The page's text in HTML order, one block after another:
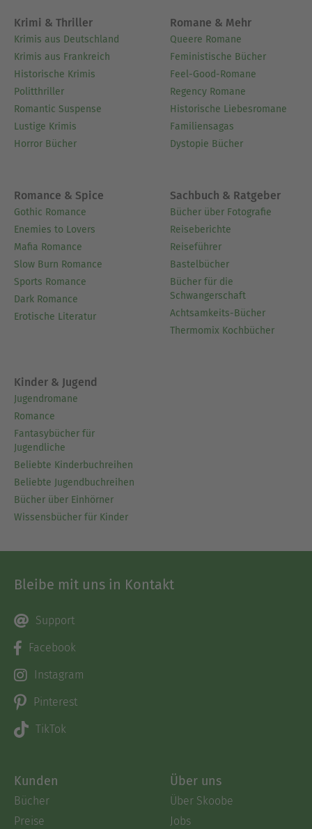
Krimi & Thriller
Krimis aus Deutschland
Krimis aus Frankreich
Historische Krimis
Politthriller
Romantic Suspense
Lustige Krimis
Horror Bücher
Romane & Mehr
Queere Romane
Feministische Bücher
Feel-Good-Romane
Regency Romane
Historische Liebesromane
Familiensagas
Dystopie Bücher
Romance & Spice
Gothic Romance
Enemies to Lovers
Mafia Romance
Slow Burn Romance
Sports Romance
Dark Romance
Erotische Literatur
Sachbuch & Ratgeber
Bücher über Fotografie
Reiseberichte
Reiseführer
Bastelbücher
Bücher für die
Schwangerschaft
Achtsamkeits-Bücher
Thermomix Kochbücher
Kinder & Jugend
Jugendromane
Romance
Fantasybücher für
Jugendliche
Beliebte Kinderbuchreihen
Beliebte Jugendbuchreihen
Bücher über Einhörner
Wissensbücher für Kinder
Bleibe mit uns in Kontakt
Support
Facebook
Instagram
Pinterest
TikTok
Kunden
Bücher
Preise
Über uns
Über Skoobe
Jobs